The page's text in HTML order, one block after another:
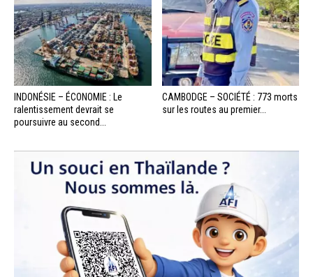
INDONÉSIE – ÉCONOMIE : Le
ralentissement devrait se
poursuivre au second...
CAMBODGE – SOCIÉTÉ : 773 morts
sur les routes au premier...